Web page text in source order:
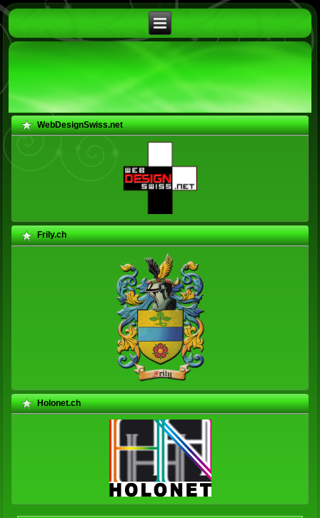
WebDesignSwiss.net
Frily.ch
Holonet.ch